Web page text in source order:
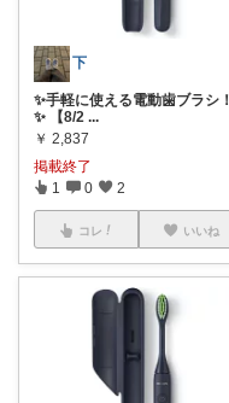
下
✨手軽に使える電動歯ブラシ！
✨ 【8/2 ...
￥ 2,837
掲載終了
1 0 2
コレ いいね